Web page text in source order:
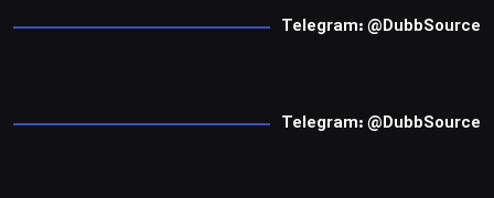
Telegram: @DubbSource
Telegram: @DubbSource